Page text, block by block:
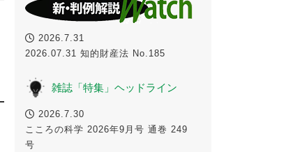
2026.7.31
2026.07.31 知的財産法 No.185
雑誌「特集」ヘッドライン
2026.7.30
こころの科学 2026年9月号 通巻 249
号